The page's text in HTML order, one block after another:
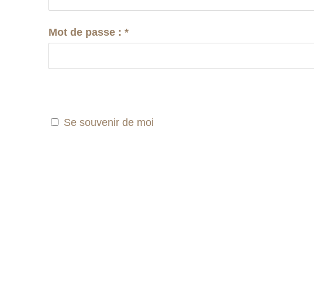
Mot de passe :*
Se souvenir de moi